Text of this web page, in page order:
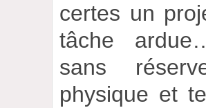
certes un
tâche
sans
physique et